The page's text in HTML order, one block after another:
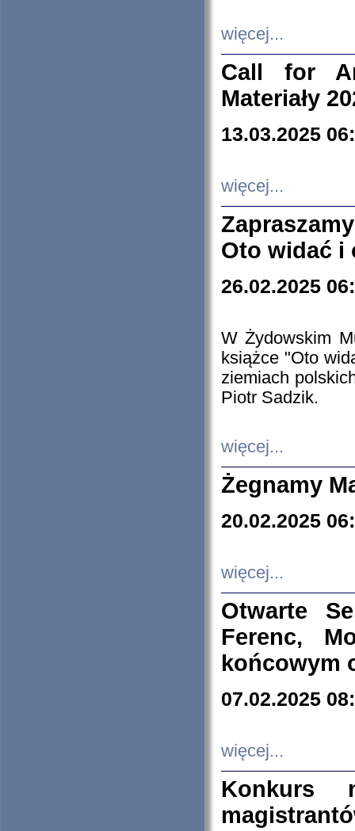
więcej...
Call for
Materiały
13.03.2025
więcej...
Oto widać i
26.02.2025
W Żydowskim
książce "Oto
ziemiach
Piotr Sadzik.
więcej...
Żegnamy
20.02.2025
więcej...
Otwarte
Ferenc,
końcowym
07.02.2025
więcej...
Konkurs